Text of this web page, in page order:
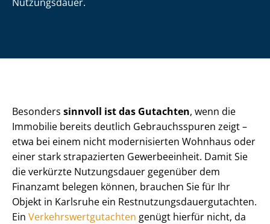
Besonders sinnvoll ist das Gutachten, wenn die
Immobilie bereits deutlich Gebrauchsspuren zeigt –
etwa bei einem nicht modernisierten Wohnhaus oder
einer stark strapazierten Gewerbeeinheit. Damit Sie
die verkürzte Nutzungsdauer gegenüber dem
Finanzamt belegen können, brauchen Sie für Ihr
Objekt in Karlsruhe ein Rest­nut­zungs­dau­er­gut­ach­ten.
Ein Ver­kehrs­wert­gut­ach­ten genügt hierfür nicht, da